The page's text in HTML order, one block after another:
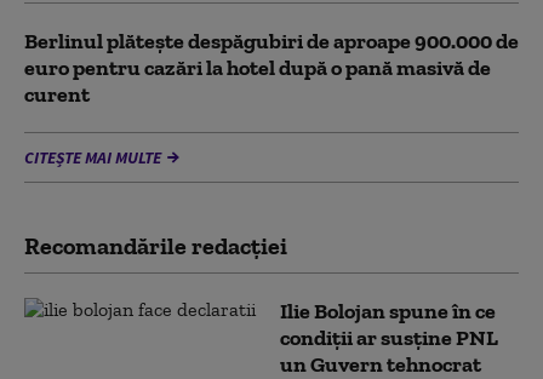
Berlinul plăteşte despăgubiri de aproape 900.000 de
euro pentru cazări la hotel după o pană masivă de
curent
CITEȘTE MAI MULTE
Recomandările redacţiei
Ilie Bolojan spune în ce
condiții ar susține PNL
un Guvern tehnocrat